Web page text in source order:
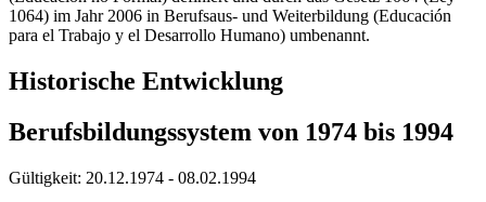
1064) im Jahr 2006 in Berufsaus- und Weiterbildung (Educación
para el Trabajo y el Desarrollo Humano) umbenannt.
Historische Entwicklung
Berufsbildungssystem von 1974 bis 1994
Gültigkeit: 20.12.1974 - 08.02.1994